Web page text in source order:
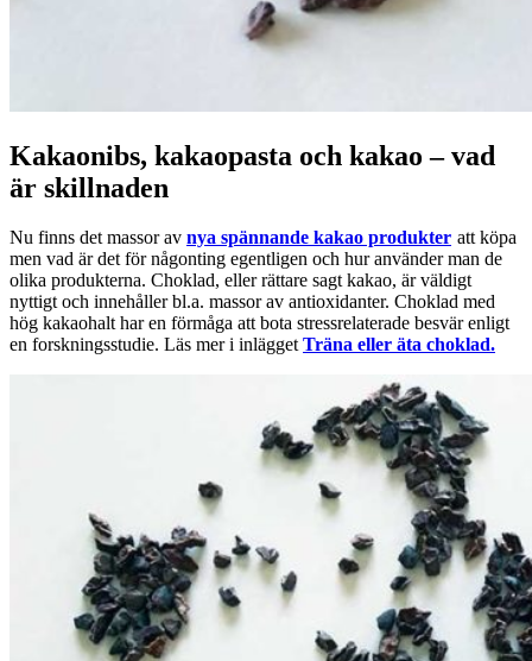
Kakaonibs, kakaopasta och kakao – vad
är skillnaden
Nu finns det massor av nya spännande kakao produkter att köpa
men vad är det för någonting egentligen och hur använder man de
olika produkterna. Choklad, eller rättare sagt kakao, är väldigt
nyttigt och innehåller bl.a. massor av antioxidanter. Choklad med
hög kakaohalt har en förmåga att bota stressrelaterade besvär enligt
en forskningsstudie. Läs mer i inläggetTräna eller äta choklad.